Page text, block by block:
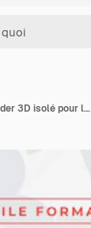
Suivez-nous sur le profil Pinterest Les médias sociaux Render 3D isolé pour la composition